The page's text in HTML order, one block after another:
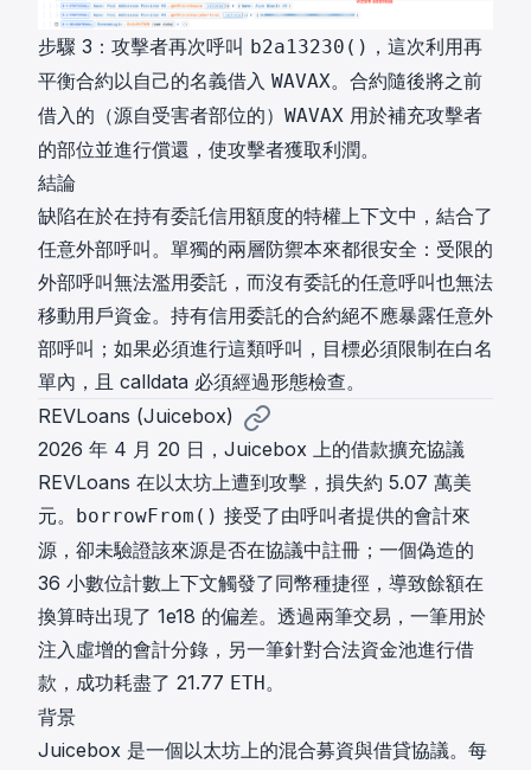
步驟 3：攻擊者再次呼叫 b2a13230() ，這次利用再
平衡合約以自己的名義借入 WAVAX。合約隨後將之前
借入的（源自受害者部位的） WAVAX 用於補充攻擊者
的部位並進行償還，使攻擊者獲取利潤。
結論
缺陷在於在持有委託信用額度的特權上下文中，結合了
任意外部呼叫。單獨的兩層防禦本來都很安全：受限的
外部呼叫無法濫用委託，而沒有委託的任意呼叫也無法
移動用戶資金。持有信用委託的合約絕不應暴露任意外
部呼叫；如果必須進行這類呼叫，目標必須限制在白名
單內，且 calldata 必須經過形態檢查。
REVLoans (Juicebox)
2026 年 4 月 20 日，Juicebox 上的借款擴充協議
REVLoans 在以太坊上遭到攻擊，損失約 5.07 萬美
元。 borrowFrom() 接受了由呼叫者提供的會計來
源，卻未驗證該來源是否在協議中註冊；一個偽造的
36 小數位計數上下文觸發了同幣種捷徑，導致餘額在
換算時出現了 1e18 的偏差。透過兩筆交易，一筆用於
注入虛增的會計分錄，另一筆針對合法資金池進行借
款，成功耗盡了 21.77 ETH。
背景
Juicebox 是一個以太坊上的混合募資與借貸協議。每